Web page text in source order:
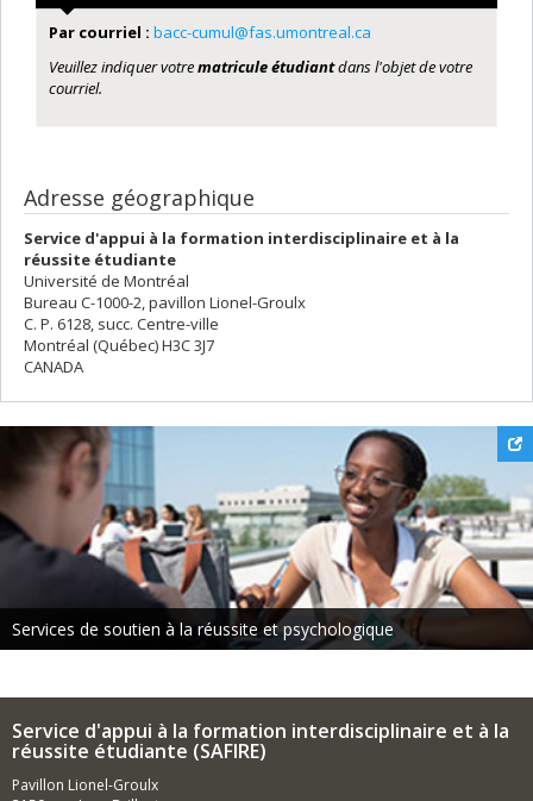
Par courriel : bacc-cumul@fas.umontreal.ca
Veuillez indiquer votrematricule étudiantdans l'objet de votre
courriel.
Adresse géographique
Service d'appui à la formation interdisciplinaire et à la
réussite étudiante
Université de Montréal
Bureau C-1000-2, pavillon Lionel-Groulx
C. P. 6128, succ. Centre-ville
Montréal (Québec) H3C 3J7
CANADA
Services de soutien à la réussite et psychologique
Service d'appui à la formation interdisciplinaire et à la
réussite étudiante (SAFIRE)
Pavillon Lionel-Groulx